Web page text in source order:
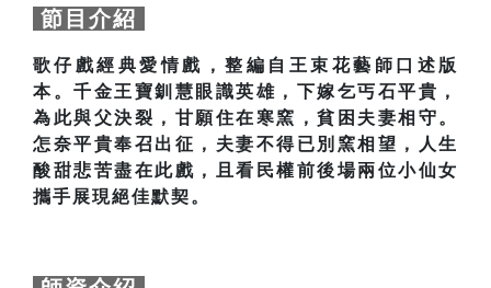
節目介紹
歌仔戲經典愛情戲，整編自王束花藝師口述版
本。千金王寶釧慧眼識英雄，下嫁乞丐石平貴，
為此與父決裂，甘願住在寒窯，貧困夫妻相守。
怎奈平貴奉召出征，夫妻不得已別窯相望，人生
酸甜悲苦盡在此戲，且看民權前後場兩位小仙女
攜手展現絕佳默契。